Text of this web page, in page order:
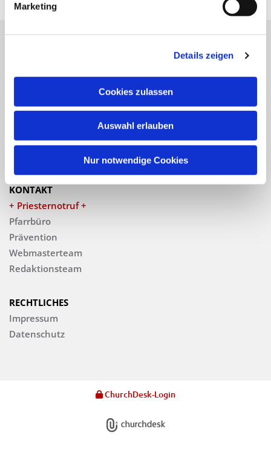
Marketing
Details zeigen
Cookies zulassen
Auswahl erlauben
Nur notwendige Cookies
Pfarrei St. Benedikt Teltow-Fläming
Gottesdienste
KONTAKT
+ Priesternotruf +
Pfarrbüro
Prävention
Webmasterteam
Redaktionsteam
RECHTLICHES
Impressum
Datenschutz
ChurchDesk-Login